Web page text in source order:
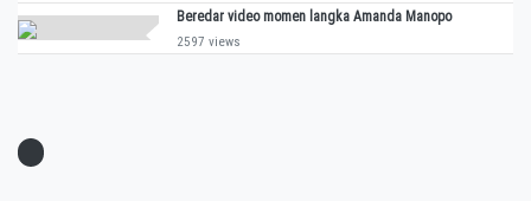
Beredar video momen langka Amanda Manopo
2597 views